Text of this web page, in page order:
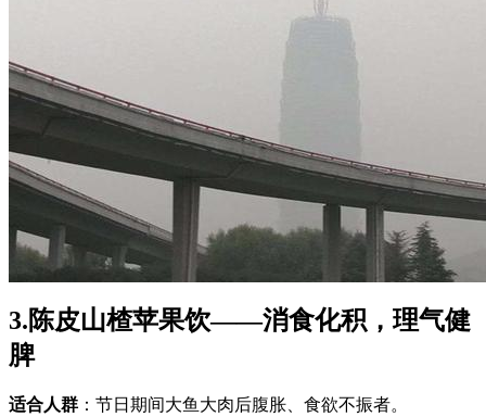
3.陈皮山楂苹果饮——消食化积，理气健
脾
适合人群 ：节日期间大鱼大肉后腹胀、食欲不振者。